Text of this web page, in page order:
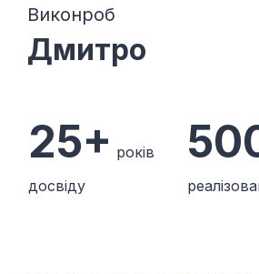
Виконроб
Дмитро
25+ років
досвіду